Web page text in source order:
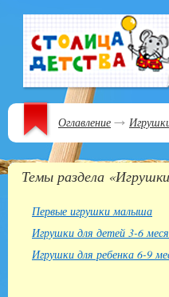
Оглавление
Темы раздела
Первые игрушки малыша
Игрушки для детей 3-6
Игрушки для ребенка 6-9